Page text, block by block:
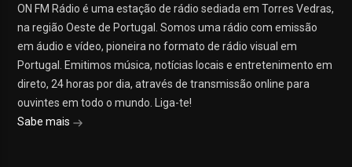
ON FM Rádio é uma estação de rádio sediada em Torres Vedras,
na região Oeste de Portugal. Somos uma rádio com emissão
em áudio e vídeo, pioneira no formato de rádio visual em
Portugal. Emitimos música, notícias locais e entretenimento em
direto, 24 horas por dia, através de transmissão online para
ouvintes em todo o mundo. Liga-te!
Sabe mais